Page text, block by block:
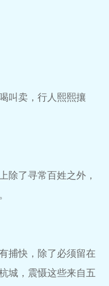
叫卖，行人熙熙攘
除了寻常百姓之外，
捕快，除了必须留在
城，震慑这些来自五